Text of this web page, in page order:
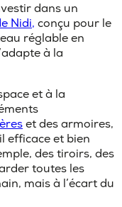
dans un
Nidi, conçu pour le
réglable en
à la
et à la
et des armoires,
efficace et bien
des tiroirs, des
toutes les
mais à l’écart du